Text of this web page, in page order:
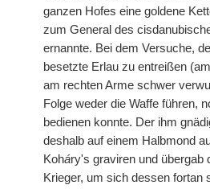
ganzen Hofes eine goldene
zum General des
ernannte. Bei dem Versuche,
besetzte Erlau zu entreißen
am rechten Arme schwer
Folge weder die Waffe führen,
bedienen konnte. Der ihm
deshalb auf einem Halbmond
Koháry's graviren und übergab
Krieger, um sich dessen fortan